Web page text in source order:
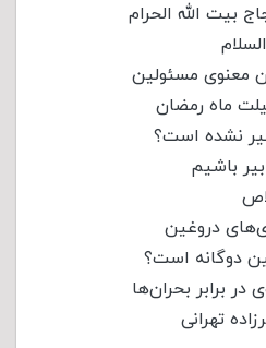
بیت الله الحرام
معنوی مسئولین
ماه رمضان
نشده است؟
باشیم
دروغین
دوگانه است؟
برابر بحران‌ها
تهرانی